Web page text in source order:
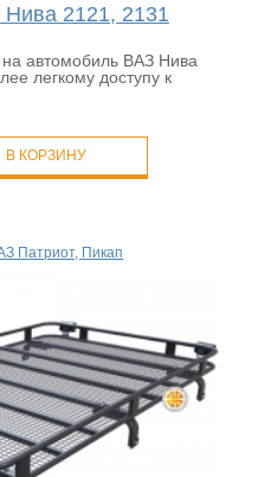
2121, 2131
на автомобиль ВАЗ Нива
легкому доступу к
В КОРЗИНУ
Патриот, Пикап